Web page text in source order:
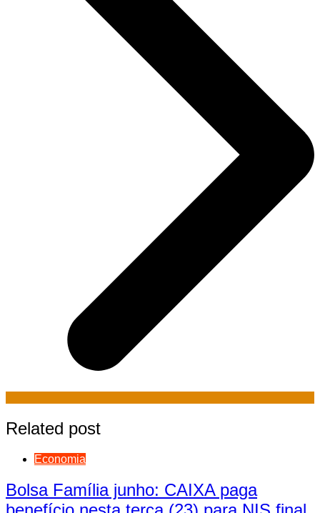
Related post
Economia
Bolsa Família junho: CAIXA paga